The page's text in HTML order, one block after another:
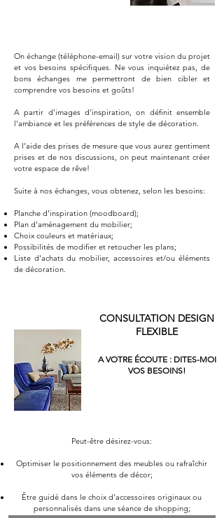
On échange (téléphone-email) sur votre vision du projet
et vos besoins spécifiques. Ne vous inquiétez pas, de
bons échanges me permettront de bien cibler et
comprendre vos besoins et goûts!
A partir d'images d'inspiration, on définit ensemble
l'ambiance et les préférences de style de décoration.
A l’aide des prises de mesure que vous aurez gentiment
prises et de nos discussions, on peut maintenant créer
votre espace de rêve!
Suite à nos échanges, vous obtenez, selon les besoins:
Planche d'inspiration (moodboard);
Plan d'aménagement du mobilier;
Choix couleurs et matériaux;
Possibilités de modifier et retoucher les plans;
Liste d'achats du mobilier, accessoires et/ou éléments
de décoration.
Peut-être désirez-vous:
Optimiser le positionnement des meubles ou rafraîchir
vos éléments de décor;
Être guidé dans le choix d'accessoires originaux ou
personnalisés dans une séance de shopping;
CONSULTATION DESIGN
FLEXIBLE
A VOTRE ÉCOUTE : DITES-MOI
VOS BESOINS!